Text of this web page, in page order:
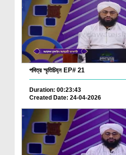
পবিত্র স্মৃতিচিহ্ন EP# 21
Duration: 00:23:43
Created Date: 24-04-2026